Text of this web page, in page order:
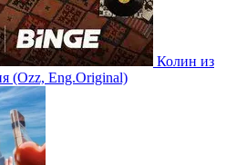
Колин из
(Ozz, Eng.Original)